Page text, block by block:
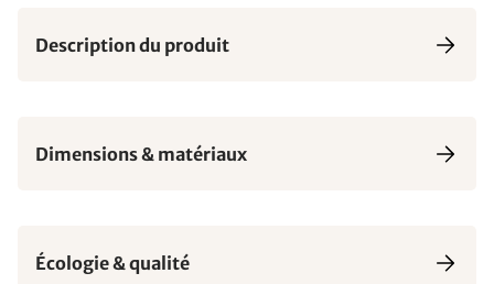
Description du produit
Dimensions & matériaux
Écologie & qualité